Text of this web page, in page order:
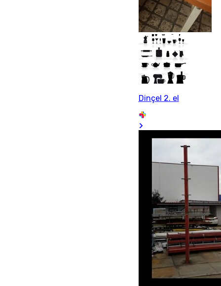
Dinçel 2. el